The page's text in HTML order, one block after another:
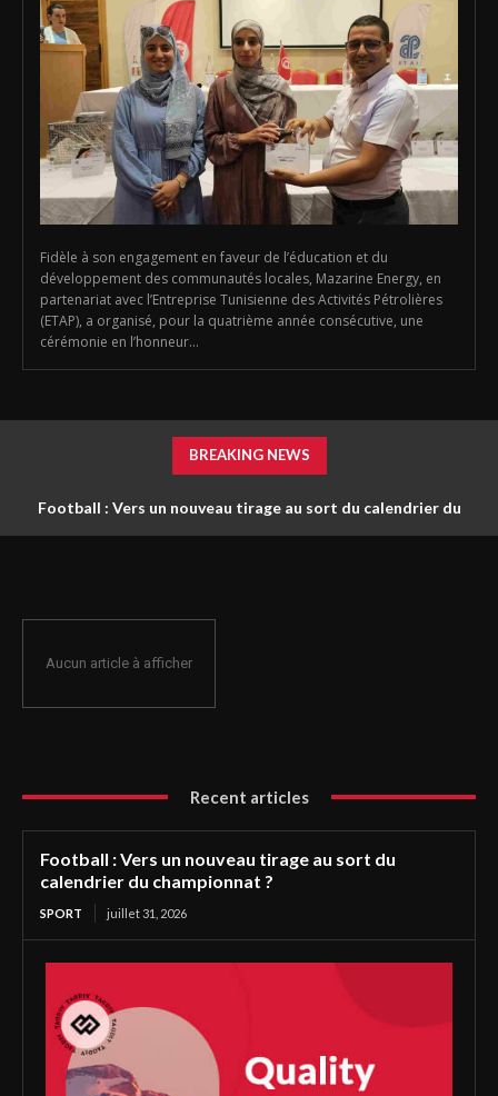
Fidèle à son engagement en faveur de l’éducation et du
développement des communautés locales, Mazarine Energy, en
partenariat avec l’Entreprise Tunisienne des Activités Pétrolières
(ETAP), a organisé, pour la quatrième année consécutive, une
cérémonie en l’honneur...
BREAKING NEWS
Football : Vers un nouveau tirage au sort du calendrier du
Aucun article à afficher
Recent articles
Football : Vers un nouveau tirage au sort du
calendrier du championnat ?
SPORT juillet 31, 2026